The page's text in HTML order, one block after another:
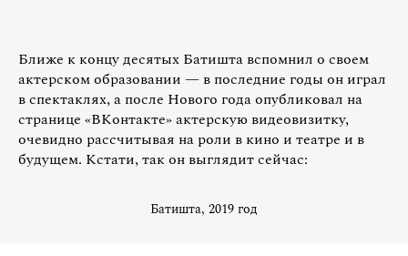
Ближе к концу десятых Батишта вспомнил о своем
актерском образовании — в последние годы он играл
в спектаклях, а после Нового года опубликовал на
странице «ВКонтакте» актерскую видеовизитку,
очевидно рассчитывая на роли в кино и театре и в
будущем. Кстати, так он выглядит сейчас:
Батишта, 2019 год